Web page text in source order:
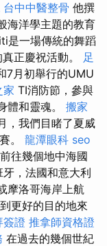
台中中醫整骨 他撰
海洋學主題的教育
是一場傳統的舞蹈
正慶祝活動。 足
7月初舉行的UMU
家 TI消防節，參與
體和靈魂。 搬家
，我們目睹了夏威
。 龍潭眼科 seo
往幾個地中海國
，法國和意大利
摩洛哥海岸上航
更好的目的地來
簽證 推拿師資格證
在過去的幾個世紀